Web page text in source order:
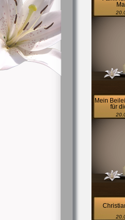
Mein
für